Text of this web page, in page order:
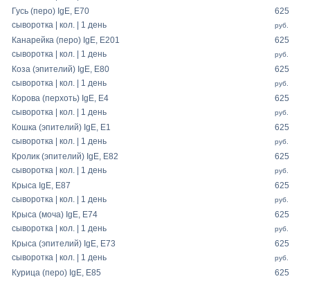
Гусь (перо) IgE, E70
сыворотка | кол. | 1 день
625
руб.
Канарейка (перо) IgE, E201
сыворотка | кол. | 1 день
625
руб.
Коза (эпителий) IgE, E80
сыворотка | кол. | 1 день
625
руб.
Корова (перхоть) IgE, E4
сыворотка | кол. | 1 день
625
руб.
Кошка (эпителий) IgE, E1
сыворотка | кол. | 1 день
625
руб.
Кролик (эпителий) IgE, E82
сыворотка | кол. | 1 день
625
руб.
Крыса IgE, E87
сыворотка | кол. | 1 день
625
руб.
Крыса (моча) IgE, E74
сыворотка | кол. | 1 день
625
руб.
Крыса (эпителий) IgE, E73
сыворотка | кол. | 1 день
625
руб.
Курица (перо) IgE, E85
625